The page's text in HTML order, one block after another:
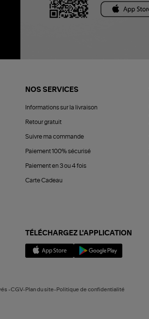
NOS SERVICES
Informations sur la livraison
Retour gratuit
Suivre ma commande
Paiement 100% sécurisé
Paiement en 3 ou 4 fois
Carte Cadeau
TÉLÉCHARGEZ L'APPLICATION
-CGV-Plan du site-Politique de confidentialité